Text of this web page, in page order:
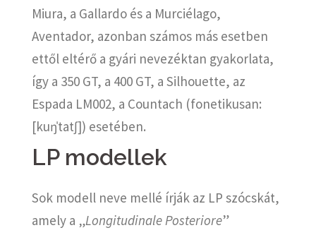
Miura, a Gallardo és a Murciélago,
Aventador, azonban számos más esetben
ettől eltérő a gyári nevezéktan gyakorlata,
így a 350 GT, a 400 GT, a Silhouette, az
Espada LM002, a Countach (fonetikusan:
[kuŋˈtatʃ]) esetében.
LP modellek
Sok modell neve mellé írják az LP szócskát,
amely a „Longitudinale Posteriore”